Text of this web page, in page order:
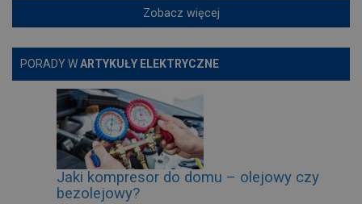
Zobacz więcej
PORADY WARTYKUŁY ELEKTRYCZNE
Jaki kompresor do domu – olejowy czy
bezolejowy?